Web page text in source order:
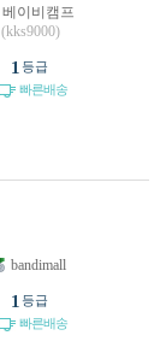
베이비캠프
(kks9000)
1 등급
빠른배송
bandimall
1 등급
빠른배송